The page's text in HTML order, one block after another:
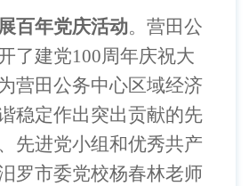
百年党庆活动。营田公
了建党100周年庆祝大
营田公务中心区域经济
稳定作出突出贡献的先
先进党小组和优秀共产
罗市委党校杨春林老师